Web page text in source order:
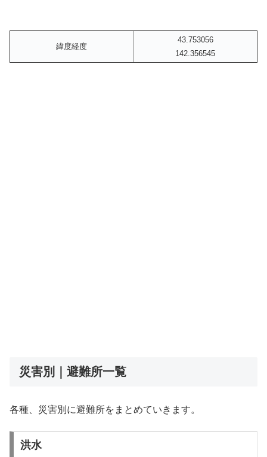
緯度経度
43.753056
142.356545
災害別｜避難所一覧
各種、災害別に避難所をまとめていきます。
洪水